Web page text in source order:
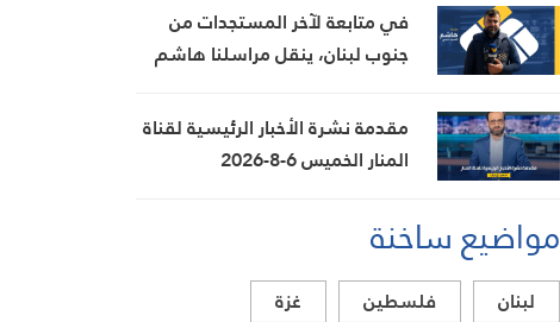
والإقليمي
في متابعة لآخر المستجدات من
جنوب لبنان، ينقل مراسلنا هاشم
الميدانية
مقدمة نشرة الأخبار الرئيسية لقناة
المنار الخميس 6-8-2026
مواضيع ساخنة
لبنان فلسطين
غزة